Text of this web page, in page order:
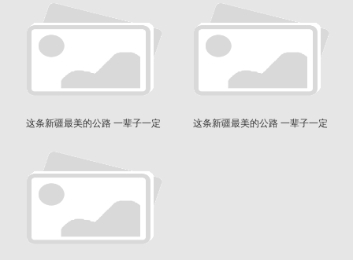
这条新疆最美的公路 一辈子一定
这条新疆最美的公路 一辈子一定